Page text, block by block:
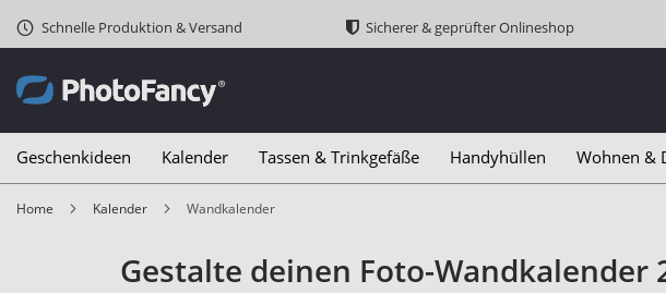
Schnelle Produktion & Versand Sicherer & geprüfter Onlineshop
Geschenkideen Kalender Tassen & Trinkgefäße Handyhüllen Wohnen &
Home Kalender Wandkalender
Gestalte deinen Foto-Wandkalender